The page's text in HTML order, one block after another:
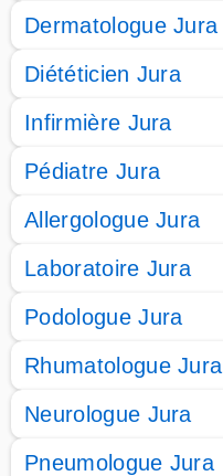
Dermatologue Jura
Diététicien Jura
Infirmière Jura
Pédiatre Jura
Allergologue Jura
Laboratoire Jura
Podologue Jura
Rhumatologue Jura
Neurologue Jura
Pneumologue Jura